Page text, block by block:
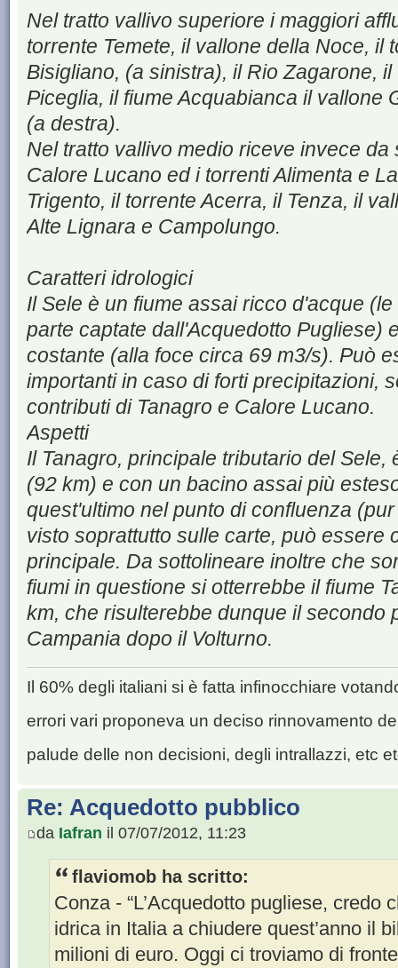
Nel tratto vallivo superiore i maggiori
torrente Temete, il vallone della Noce, il
Bisigliano, (a sinistra), il Rio Zagarone,
Piceglia, il fiume Acquabianca il vallone
(a destra).
Nel tratto vallivo medio riceve invece da
Calore Lucano ed i torrenti Alimenta e
Trigento, il torrente Acerra, il Tenza, il
Alte Lignara e Campolungo.
Caratteri idrologici
Il Sele è un fiume assai ricco d'acque
parte captate dall'Acquedotto Pugliese)
costante (alla foce circa 69 m3/s). Può
importanti in caso di forti precipitazioni,
contributi di Tanagro e Calore Lucano.
Aspetti
Il Tanagro, principale tributario del Sele,
(92 km) e con un bacino assai più
quest'ultimo nel punto di confluenza
visto soprattutto sulle carte, può essere
principale. Da sottolineare inoltre che
fiumi in questione si otterrebbe il fiume
km, che risulterebbe dunque il secondo
Campania dopo il Volturno.
Il 60% degli italiani si è fatta infinocchiare
errori vari proponeva un deciso rinnovamento
palude delle non decisioni, degli intrallazzi, etc
Re: Acquedotto pubblico
da Iafran il 07/07/2012, 11:23
flaviomob ha scritto:
Conza - “L’Acquedotto pugliese, credo
idrica in Italia a chiudere quest’anno il
milioni di euro. Oggi ci troviamo di